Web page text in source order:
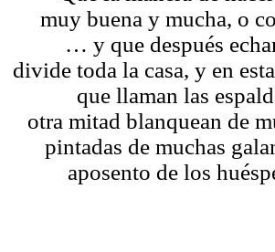
muy buena y mucha, o
… y que después
divide toda la casa, y en
que llaman las
otra mitad blanquean de
pintadas de muchas
aposento de los